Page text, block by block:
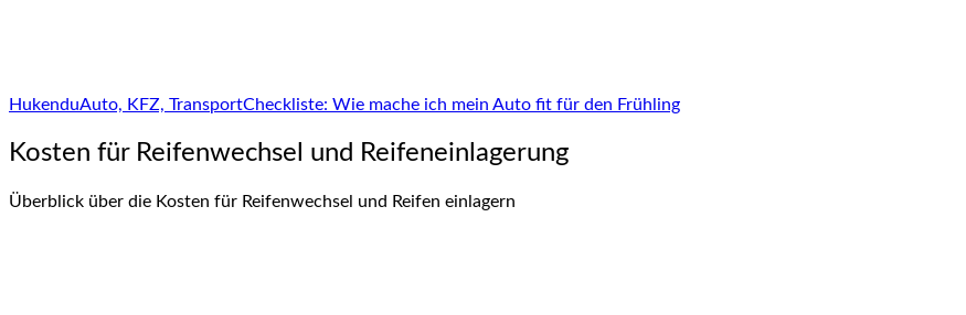
HukenduAuto, KFZ, TransportCheckliste: Wie mache ich mein Auto fit für den Frühling
Kosten für Reifenwechsel und Reifeneinlagerung
Überblick über die Kosten für Reifenwechsel und Reifen einlagern